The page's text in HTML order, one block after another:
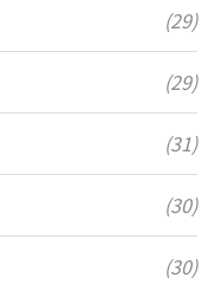
(29)
(29)
(31)
(30)
(30)